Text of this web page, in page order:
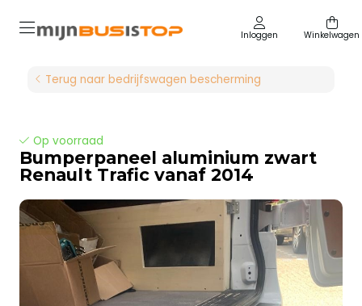
Inloggen Winkelwagen
Terug naar bedrijfswagen bescherming
Op voorraad
Bumperpaneel aluminium zwart
Renault Trafic vanaf 2014